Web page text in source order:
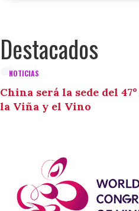
Destacados
NOTICIAS
China será la sede del
la Viña y el Vino